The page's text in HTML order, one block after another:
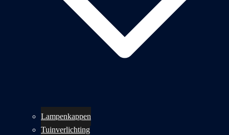
Lampenkappen
Tuinverlichting